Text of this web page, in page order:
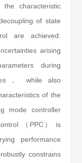
characteristic
of state
are achieved.
arising
during
， while also
of the
mode controller
（PPC） is
performance
constrains